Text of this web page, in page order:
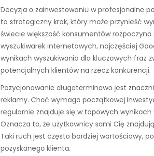
Decyzja o zainwestowaniu w profesjonalne
to strategiczny krok, który może przynieść
świecie większość konsumentów rozpoczyna
wyszukiwarek internetowych, najczęściej
wynikach wyszukiwania dla kluczowych fraz
potencjalnych klientów na rzecz konkurencji.
Pozycjonowanie długoterminowo jest
reklamy. Choć wymaga początkowej
regularnie znajduje się w topowych
Oznacza to, że użytkownicy sami Cię
Taki ruch jest często bardziej wartościowy,
pozyskanego klienta.